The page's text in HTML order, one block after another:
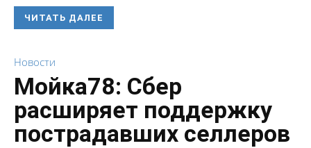
ЧИТАТЬ ДАЛЕЕ
Новости
Мойка78: Сбер
расширяет поддержку
пострадавших селлеров